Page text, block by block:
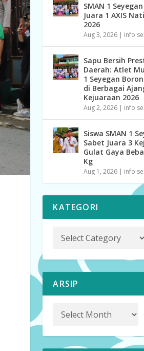
SMAN 1
Juara 1 AXIS
2026
Aug 3, 2026 | info
Sapu Bersih
Daerah: Atlet
1 Seyegan
di Berbagai
Kejuaraan 2026
Aug 2, 2026 | info
Siswa SMAN 1
Sabet Juara 3
Gulat Gaya
Kg
Aug 1, 2026 | info
KATEGORI
ARSIP